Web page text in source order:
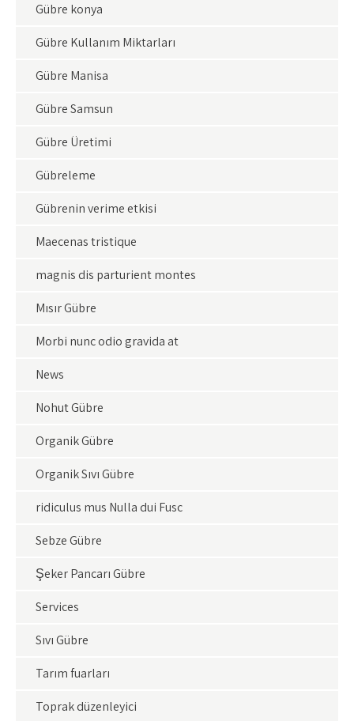
Gübre konya
Gübre Kullanım Miktarları
Gübre Manisa
Gübre Samsun
Gübre Üretimi
Gübreleme
Gübrenin verime etkisi
Maecenas tristique
magnis dis parturient montes
Mısır Gübre
Morbi nunc odio gravida at
News
Nohut Gübre
Organik Gübre
Organik Sıvı Gübre
ridiculus mus Nulla dui Fusc
Sebze Gübre
Şeker Pancarı Gübre
Services
Sıvı Gübre
Tarım fuarları
Toprak düzenleyici